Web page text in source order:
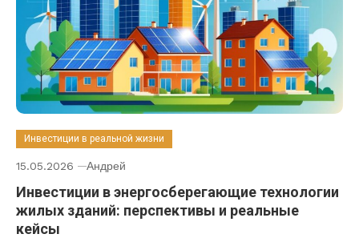
Инвестиции в реальной жизни
15.05.2026 Андрей
Инвестиции в энергосберегающие технологии
жилых зданий: перспективы и реальные
кейсы